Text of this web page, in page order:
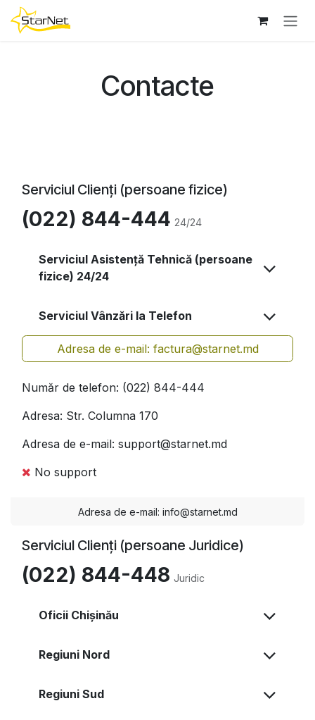
Sari la conținut
Contacte
Serviciul Clienți (persoane fizice)
(022) 844-444 24/24
Serviciul Asistență Tehnică (persoane
fizice) 24/24
Serviciul Vânzări la Telefon
Adresa de e-mail: factura@starnet.md
Număr de telefon: (022) 844-444
Adresa: Str. Columna 170
Adresa de e-mail: support@starnet.md
No support
Adresa de e-mail: info@starnet.md
Serviciul Clienți (persoane Juridice)
(022) 844-448 Juridic
Oficii Chișinău
Regiuni Nord
Regiuni Sud